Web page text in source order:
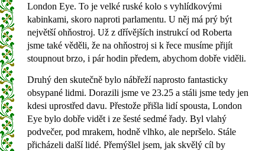
London Eye. To je velké ruské kolo s vyhlídkovými
kabinkami, skoro naproti parlamentu. U něj má prý být
největší ohňostroj. Už z dřívějších instrukcí od Roberta
jsme také věděli, že na ohňostroj si k řece musíme přijít
stoupnout brzo, i pár hodin předem, abychom dobře viděli.
Druhý den skutečně bylo nábřeží naprosto fantasticky
obsypané lidmi. Dorazili jsme ve 23.25 a stáli jsme tedy jen
kdesi uprostřed davu. Přestože přišla lidí spousta, London
Eye bylo dobře vidět i ze šesté sedmé řady. Byl vlahý
podvečer, pod mrakem, hodně vlhko, ale nepršelo. Stále
přicházeli další lidé. Přemýšlel jsem, jak skvělý cíl by